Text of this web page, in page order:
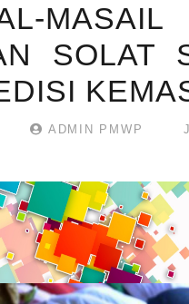
SOLAT
ADMIN PMWP